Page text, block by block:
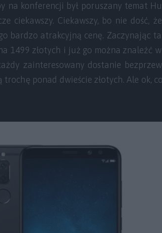
na konferencji był poruszany temat
ciekawszy. Ciekawszy, bo nie dość,
bardzo atrakcyjną cenę. Zaczynając
1499 złotych i już go można znaleźć
zainteresowany dostanie
ponad dwieście złotych. Ale ok,